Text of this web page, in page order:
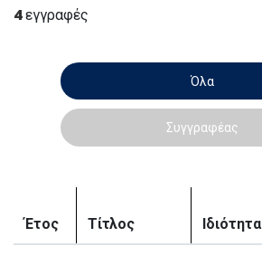
4εγγραφές
Όλα
Συγγραφέας
Έτος Τίτλος Ιδιότητα